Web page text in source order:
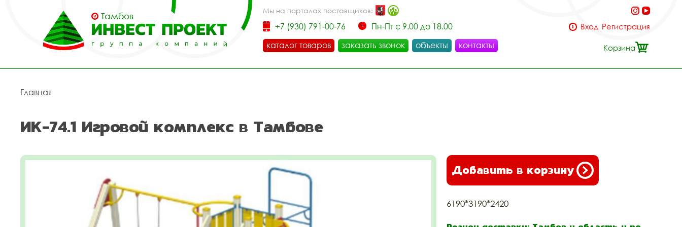
Тамбов
Мы на порталах поставщиков:
+7 (930) 791-00-76
Пн-Пт с 9.00 до 18.00
каталог товаров
заказать звонок объекты контакты
Вход Регистрация
Корзина
Главная
ИК-74.1 Игровой комплекс в Тамбове
Добавить в корзину
6190*3190*2420